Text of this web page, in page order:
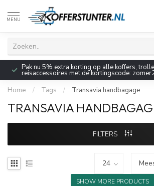
MENU
Pak nu 5% extra korting op alle koffers,
reisaccessoires met de kortingscode:
Home / Tags / Transavia handbagage
TRANSAVIA
FILTERS
SHOW MORE PRODUCTS